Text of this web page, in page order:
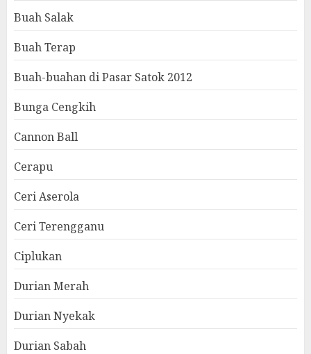
Buah Salak
Buah Terap
Buah-buahan di Pasar Satok 2012
Bunga Cengkih
Cannon Ball
Cerapu
Ceri Aserola
Ceri Terengganu
Ciplukan
Durian Merah
Durian Nyekak
Durian Sabah